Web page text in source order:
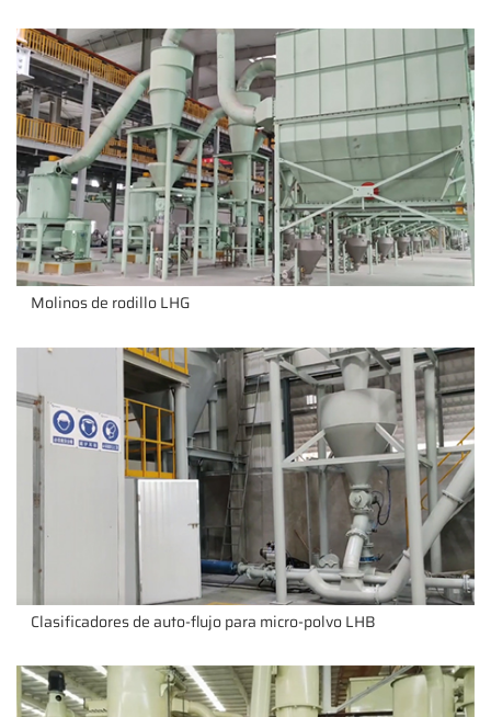
Molinos de rodillo LHG
Clasificadores de auto-flujo para micro-polvo LHB